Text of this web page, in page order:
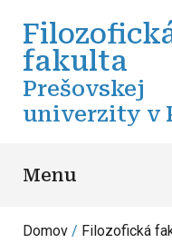
fakulta
Prešovskej
univerzity v
Menu
Domov Filozofická